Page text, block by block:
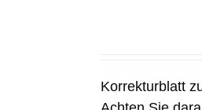
Korrekturblatt